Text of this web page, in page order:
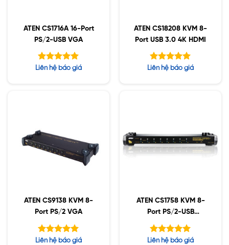
ATEN CS1716A 16-Port
PS/2-USB VGA
Được xếp
Liên hệ báo giá
ATEN CS18208 KVM 8-
Port USB 3.0 4K HDMI
Được xếp
Liên hệ báo giá
ATEN CS9138 KVM 8-
Port PS/2 VGA
Được xếp
Liên hệ báo giá
ATEN CS1758 KVM 8-
Port PS/2-USB
VGA/Audio
Được xếp
Liên hệ báo giá